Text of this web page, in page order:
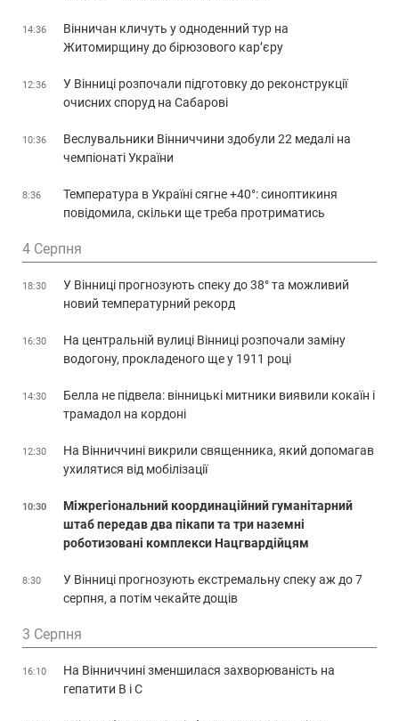
14:36
Вінничан кличуть у одноденний тур на
Житомирщину до бірюзового кар’єру
12:36
У Вінниці розпочали підготовку до реконструкції
очисних споруд на Сабарові
10:36
Веслувальники Вінниччини здобули 22 медалі на
чемпіонаті України
8:36
Температура в Україні сягне +40°: синоптикиня
повідомила, скільки ще треба протриматись
4 Серпня
18:30
У Вінниці прогнозують спеку до 38° та можливий
новий температурний рекорд
16:30
На центральній вулиці Вінниці розпочали заміну
водогону, прокладеного ще у 1911 році
14:30
Белла не підвела: вінницькі митники виявили кокаїн і
трамадол на кордоні
12:30
На Вінниччині викрили священника, який допомагав
ухилятися від мобілізації
10:30
Міжрегіональний координаційний гуманітарний
штаб передав два пікапи та три наземні
роботизовані комплекси Нацгвардійцям
8:30
У Вінниці прогнозують екстремальну спеку аж до 7
серпня, а потім чекайте дощів
3 Серпня
16:10
На Вінниччині зменшилася захворюваність на
гепатити В і С